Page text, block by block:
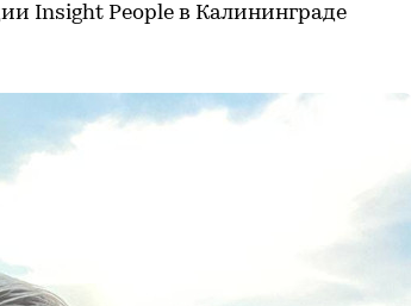
Insight People в Калининграде